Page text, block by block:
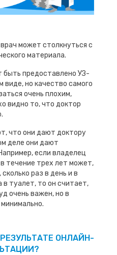
может столкнуться с
материала.
быть предоставлено УЗ-
но качество самого
очень плохим,
видно то, что доктор
что они дают доктору
деле они дают
если владелец
течение трех лет может,
раз в день и в
в туалет, то он считает,
очень важен, но в
ОНЛАЙН-